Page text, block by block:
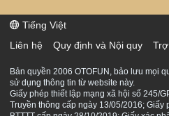
Tiếng Việt
Liên hệ
Quy định và Nội quy
Bản quyền 2006 OTOFUN, bảo lưu mọi
sử dụng thông tin từ website này.
Giấy phép thiết lập mạng xã hội số 245/
Truyền thông cấp ngày 13/05/2016; Giấy